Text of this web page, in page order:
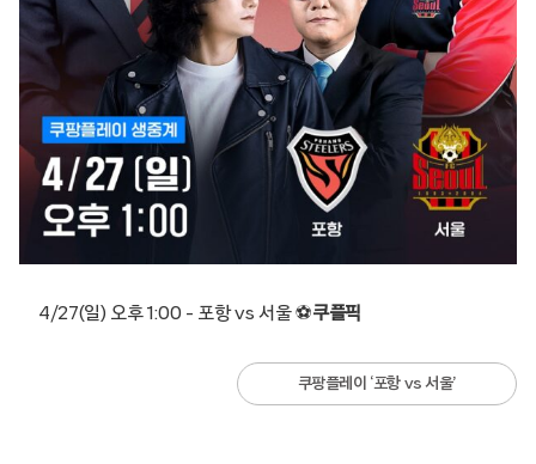
4/27(일) 오후 1:00 – 포항 vs 서울 ⚽쿠플픽
쿠팡플레이 ‘포항 vs 서울’